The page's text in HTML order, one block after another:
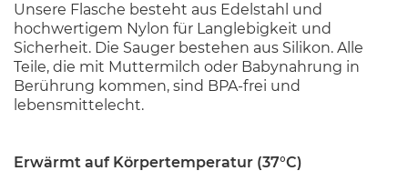
Unsere Flasche besteht aus Edelstahl und
hochwertigem Nylon für Langlebigkeit und
Sicherheit. Die Sauger bestehen aus Silikon. Alle
Teile, die mit Muttermilch oder Babynahrung in
Berührung kommen, sind BPA-frei und
lebensmittelecht.
Erwärmt auf Körpertemperatur (37°C)